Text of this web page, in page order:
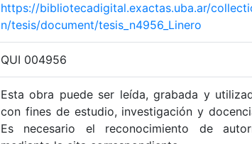
https://bibliotecadigital.exactas.uba.ar/
n/tesis/document/tesis_n4956_Linero
QUI 004956
Esta obra puede ser leída, grabada y
con fines de estudio, investigación y
Es necesario el reconocimiento de